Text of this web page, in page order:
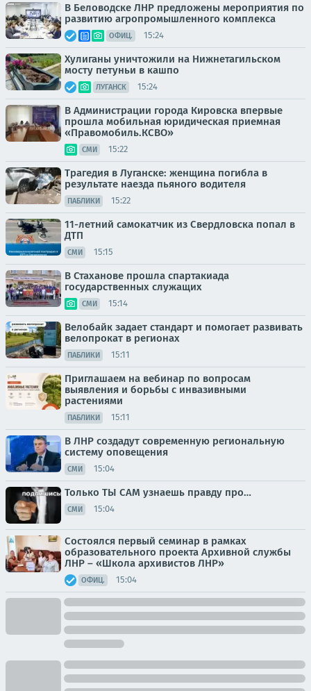
В Беловодске ЛНР предложены мероприятия по
развитию агропромышленного комплекса
ОФИЦ. 15:24
Хулиганы уничтожили на Нижнетагильском
мосту петуньи в кашпо
ЛУГАНСК 15:24
В Администрации города Кировска впервые
прошла мобильная юридическая приемная
«Правомобиль.КСВО»
СМИ 15:22
Трагедия в Луганске: женщина погибла в
результате наезда пьяного водителя
ПАБЛИКИ 15:22
11-летний самокатчик из Свердловска попал в
ДТП
СМИ 15:15
В Стаханове прошла спартакиада
государственных служащих
СМИ 15:14
Велобайк задает стандарт и помогает развивать
велопрокат в регионах
ПАБЛИКИ 15:11
Приглашаем на вебинар по вопросам
выявления и борьбы с инвазивными
растениями
ПАБЛИКИ 15:11
В ЛНР создадут современную региональную
систему оповещения
СМИ 15:04
Только ТЫ САМ узнаешь правду про…
СМИ 15:04
Состоялся первый семинар в рамках
образовательного проекта Архивной службы
ЛНР – «Школа архивистов ЛНР»
ОФИЦ. 15:04